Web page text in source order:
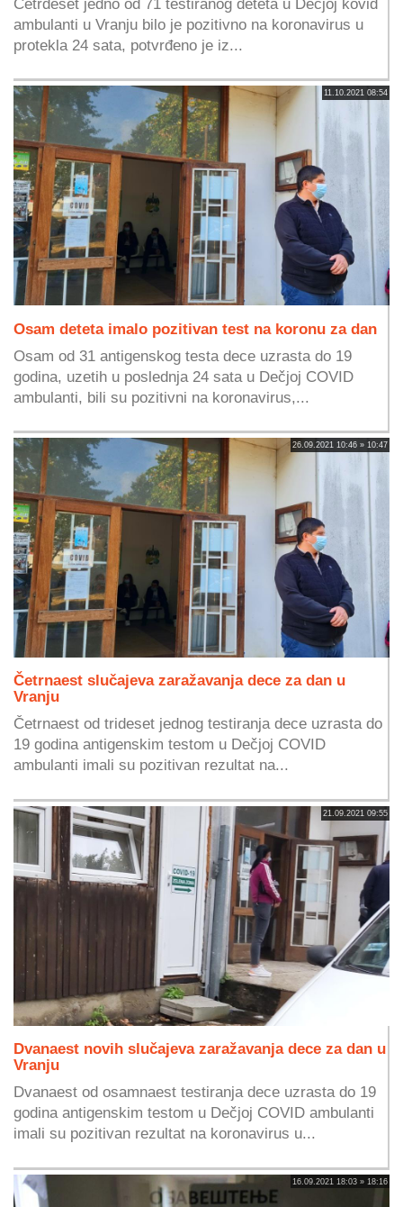
Četrdeset jedno od 71 testiranog deteta u Dečjoj kovid
ambulanti u Vranju bilo je pozitivno na koronavirus u
protekla 24 sata, potvrđeno je iz...
11.10.2021 08:54
Osam deteta imalo pozitivan test na koronu za dan
Osam od 31 antigenskog testa dece uzrasta do 19
godina, uzetih u poslednja 24 sata u Dečjoj COVID
ambulanti, bili su pozitivni na koronavirus,...
26.09.2021 10:46 » 10:47
Četrnaest slučajeva zaražavanja dece za dan u
Vranju
Četrnaest od trideset jednog testiranja dece uzrasta do
19 godina antigenskim testom u Dečjoj COVID
ambulanti imali su pozitivan rezultat na...
21.09.2021 09:55
Dvanaest novih slučajeva zaražavanja dece za dan u
Vranju
Dvanaest od osamnaest testiranja dece uzrasta do 19
godina antigenskim testom u Dečjoj COVID ambulanti
imali su pozitivan rezultat na koronavirus u...
16.09.2021 18:03 » 18:16